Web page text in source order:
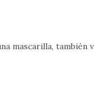
mascarilla,